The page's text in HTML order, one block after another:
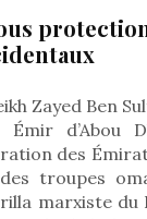
Zayed Ben
d’Abou
des
troupes
marxiste du